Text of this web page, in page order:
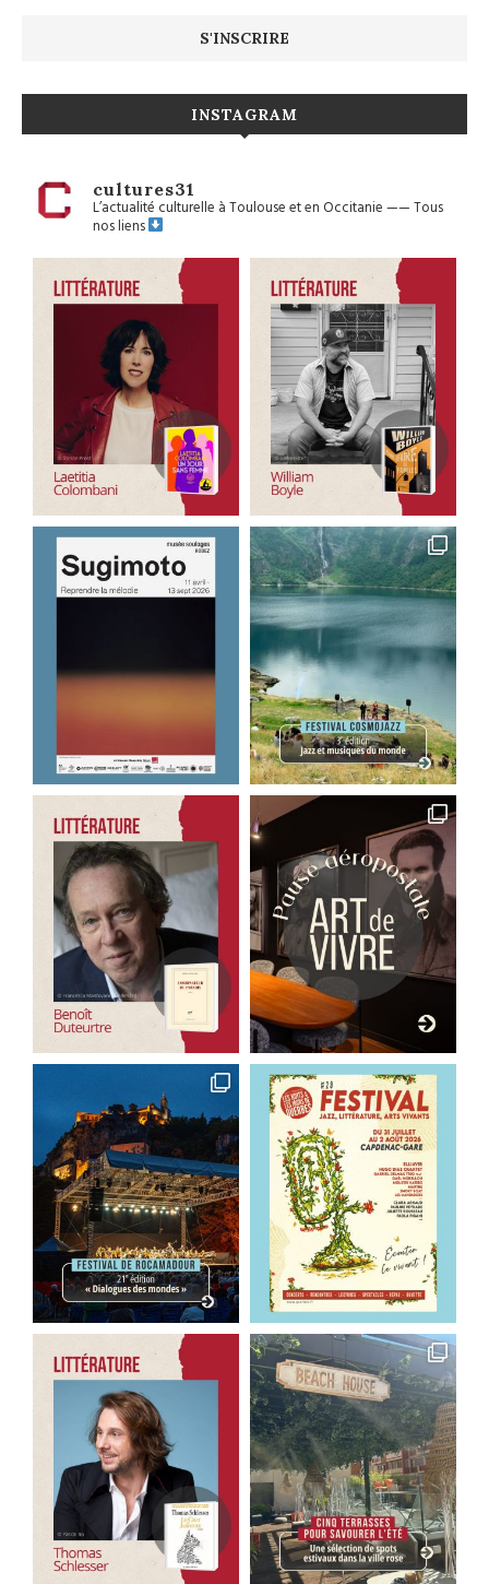
INSTAGRAM
cultures31
L’actualité culturelle à Toulouse et en Occitanie——Tous
nos liens